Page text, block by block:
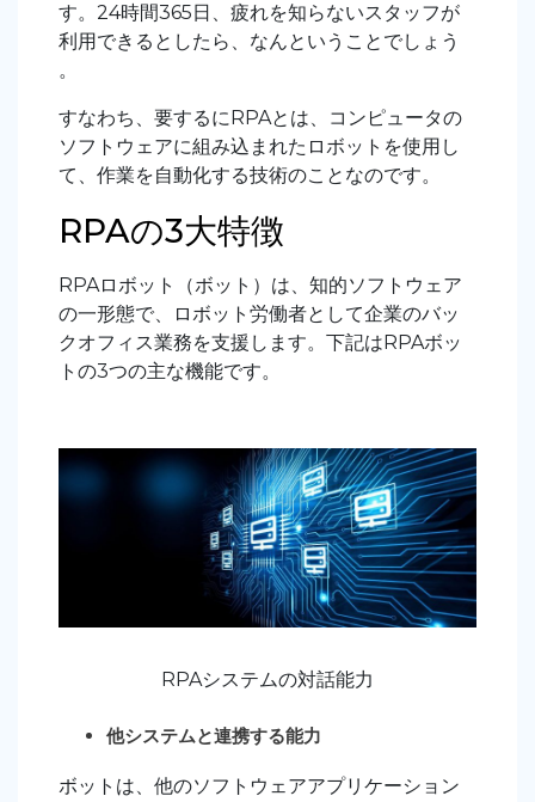
す。24時間365日、疲れを知らないスタッフが
利用できるとしたら、なんということでしょう
。
すなわち、要するにRPAとは、コンピュータの
ソフトウェアに組み込まれたロボットを使用し
て、作業を自動化する技術のことなのです。
RPAの3大特徴
RPAロボット（ボット）は、知的ソフトウェア
の一形態で、ロボット労働者として企業のバッ
クオフィス業務を支援します。下記はRPAボッ
トの3つの主な機能です。
RPAシステムの対話能力
他システムと連携する能力
ボットは、他のソフトウェアアプリケーション